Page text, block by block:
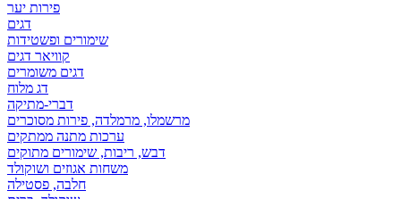
פירות יער
דגים
שימורים ופשטידות
קוויאר דגים
דגים משומרים
דג מלוח
דברי-מתיקה
מרשמלו, מרמלדה, פירות מסוכרים
ערכות מתנה ממתקים
דבש, ריבות, שימורים מתוקים
משחות אגוזים ושוקולד
חלבה, פסטילה